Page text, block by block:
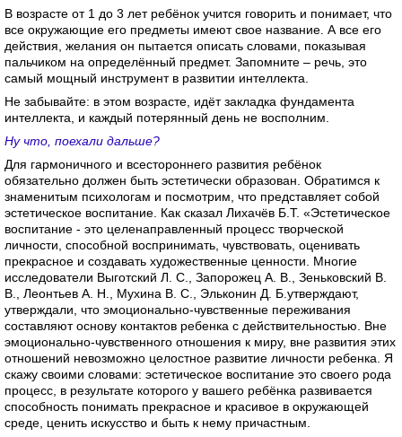
В возрасте от 1 до 3 лет ребёнок учится говорить и понимает, что
все окружающие его предметы имеют свое название. А все его
действия, желания он пытается описать словами, показывая
пальчиком на определённый предмет. Запомните – речь, это
самый мощный инструмент в развитии интеллекта.
Не забывайте: в этом возрасте, идёт закладка фундамента
интеллекта, и каждый потерянный день не восполним.
Ну что, поехали дальше?
Для гармоничного и всестороннего развития ребёнок
обязательно должен быть эстетически образован. Обратимся к
знаменитым психологам и посмотрим, что представляет собой
эстетическое воспитание. Как сказал Лихачёв Б.Т. «Эстетическое
воспитание - это целенаправленный процесс творческой
личности, способной воспринимать, чувствовать, оценивать
прекрасное и создавать художественные ценности. Многие
исследователи Выготский Л. С., Запорожец A. В., Зеньковский В.
В., Леонтьев А. Н., Мухина B. С., Эльконин Д. Б.утверждают,
утверждали, что эмоционально-чувственные переживания
составляют основу контактов ребенка с действительностью. Вне
эмоционально-чувственного отношения к миру, вне развития этих
отношений невозможно целостное развитие личности ребенка. Я
скажу своими словами: эстетическое воспитание это своего рода
процесс, в результате которого у вашего ребёнка развивается
способность понимать прекрасное и красивое в окружающей
среде, ценить искусство и быть к нему причастным.